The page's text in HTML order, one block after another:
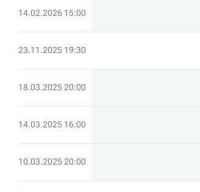
14.02.2026 15:00
23.11.2025 19:30
18.03.2025 20:00
14.03.2025 16:00
10.03.2025 20:00